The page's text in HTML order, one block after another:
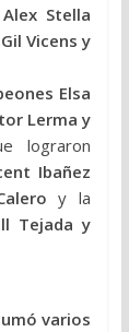
Stella
Vicens y
Elsa
Lerma y
lograron
Ibañez
y la
Tejada y
varios